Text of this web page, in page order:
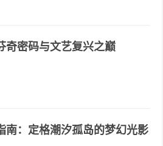
奇密码与文艺复兴之巅
南：定格潮汐孤岛的梦幻光影